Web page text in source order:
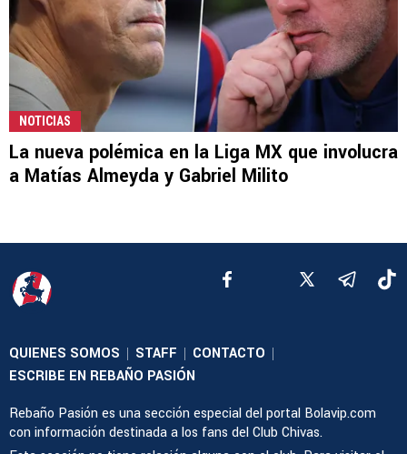
NOTICIAS
La nueva polémica en la Liga MX que involucra
a Matías Almeyda y Gabriel Milito
QUIENES SOMOS | STAFF | CONTACTO |
ESCRIBE EN REBAÑO PASIÓN
Rebaño Pasión es una sección especial del portal Bolavip.com
con información destinada a los fans del Club Chivas.